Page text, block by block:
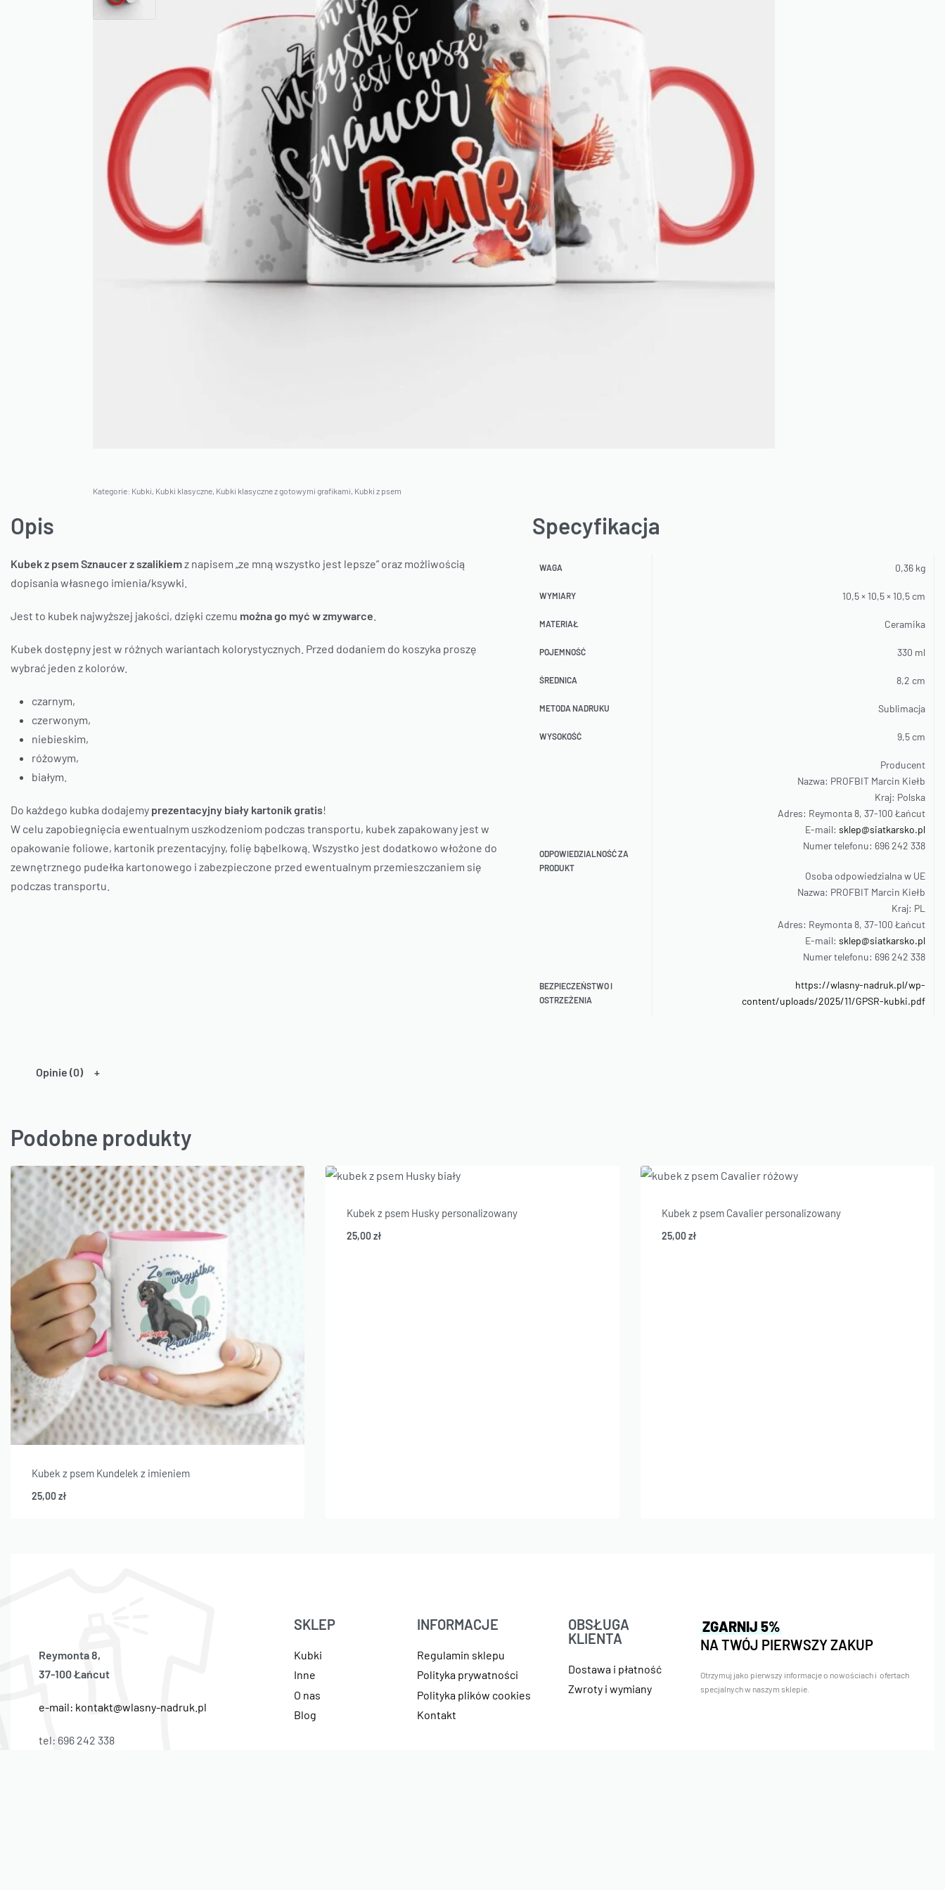
Kategorie: Kubki, Kubki klasyczne, Kubki klasyczne z gotowymi grafikami, Kubki z psem
Opis
Kubek z psem Sznaucer z szalikiemz napisem „ze mną wszystko jest lepsze” oraz możliwością
dopisania własnego imienia/ksywki.
Jest to kubek najwyższej jakości, dzięki czemu można go myć w zmywarce
Kubek dostępny jest w różnych wariantach kolorystycznych. Przed dodaniem do koszyka proszę
wybrać jeden z kolorów.
czarnym,
czerwonym,
niebieskim,
różowym,
białym.
Do każdego kubka dodajemy prezentacyjny biały kartonik gratis!
W celu zapobiegnięcia ewentualnym uszkodzeniom podczas transportu, kubek zapakowany jest w
opakowanie foliowe, kartonik prezentacyjny, folię bąbelkową. Wszystko jest dodatkowo włożone do
zewnętrznego pudełka kartonowego i zabezpieczone przed ewentualnym przemieszczaniem się
podczas transportu.
Specyfikacja
WAGA 0,36 kg
WYMIARY 10,5 × 10,5 × 10,5 cm
MATERIAŁ Ceramika
POJEMNOŚĆ 330 ml
ŚREDNICA 8,2 cm
METODA NADRUKU Sublimacja
WYSOKOŚĆ 9,5 cm
ODPOWIEDZIALNOŚĆ ZA
PRODUKT
Producent
Nazwa: PROFBIT Marcin Kiełb
Kraj: Polska
Adres: Reymonta 8, 37-100 Łańcut
E-mail: sklep@siatkarsko.pl
Numer telefonu: 696 242 338
Osoba odpowiedzialna w UE
Nazwa: PROFBIT Marcin Kiełb
Kraj: PL
Adres: Reymonta 8, 37-100 Łańcut
E-mail: sklep@siatkarsko.pl
Numer telefonu: 696 242 338
BEZPIECZEŃSTWO I
OSTRZEŻENIA
https://wlasny-nadruk.pl/wp-
content/uploads/2025/11/GPSR-kubki.pdf
Opinie (0)
Podobne produkty
Kubek z psem Kundelek z imieniem
25,00zł
Kubek z psem Husky personalizowany
25,00zł
Kubek z psem Cavalier personalizowany
25,00zł
Reymonta 8,
37-100 Łańcut
e-mail: kontakt@wlasny-nadruk.pl
tel: 696 242 338
SKLEP
Kubki
Inne
O nas
Blog
INFORMACJE
Regulamin sklepu
Polityka prywatności
Polityka plików cookies
Kontakt
OBSŁUGA
KLIENTA
Dostawa i płatność
Zwroty i wymiany
ZGARNIJ 5%
NA TWÓJ PIERWSZY ZAKUP
Otrzymuj jako pierwszy informacje o nowościach i ofertach
specjalnych w naszym sklepie.